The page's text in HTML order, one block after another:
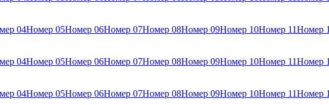
04Номер 05Номер 06Номер 07Номер 08Номер 09Номер 10Номер 11Номер
04Номер 05Номер 06Номер 07Номер 08Номер 09Номер 10Номер 11Номер
04Номер 05Номер 06Номер 07Номер 08Номер 09Номер 10Номер 11Номер